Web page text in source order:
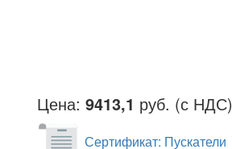
Цена:9413,1 руб. (с НДС)
Сертификат: Пускатели